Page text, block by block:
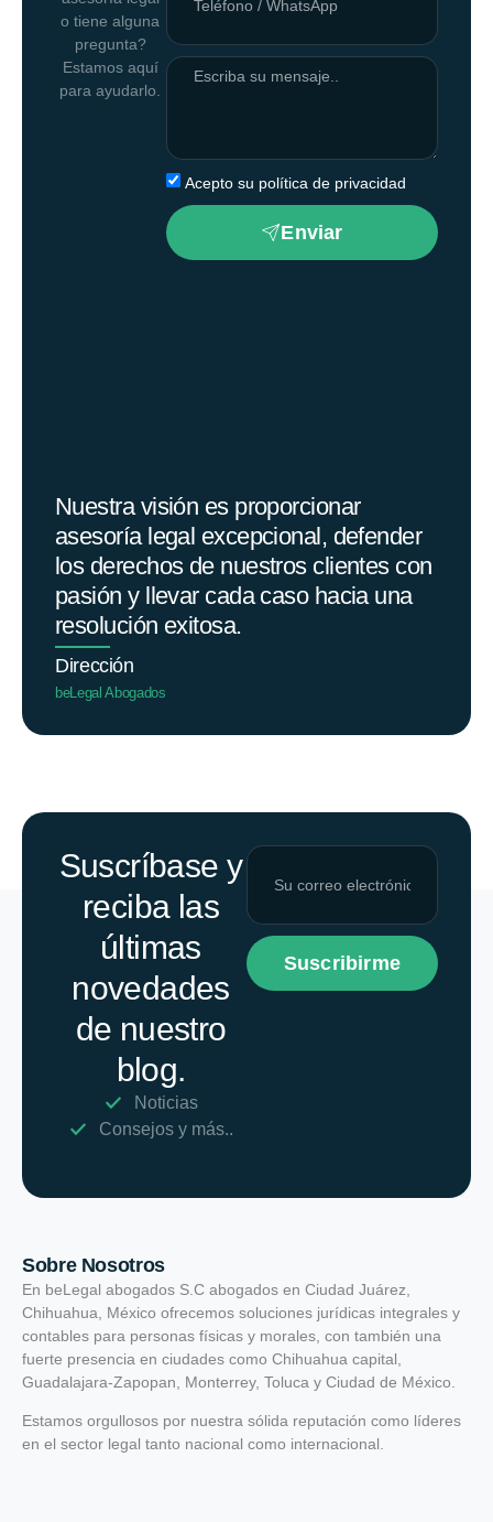
Nuestra visión es proporcionar
asesoría legal excepcional, defender
los derechos de nuestros clientes con
pasión y llevar cada caso hacia una
resolución exitosa.
Dirección
beLegal Abogados
o tiene alguna
pregunta?
Estamos aquí
para ayudarlo.
Acepto su política de privacidad
Enviar
Suscríbase y
reciba las
últimas
novedades
de nuestro
blog.
Noticias
Consejos y más..
Suscribirme
Sobre Nosotros
En beLegal abogados S.C abogados en Ciudad Juárez,
Chihuahua, México ofrecemos soluciones jurídicas integrales y
contables para personas físicas y morales, con también una
fuerte presencia en ciudades como Chihuahua capital,
Guadalajara-Zapopan, Monterrey, Toluca y Ciudad de México.
Estamos orgullosos por nuestra sólida reputación como líderes
en el sector legal tanto nacional como internacional.